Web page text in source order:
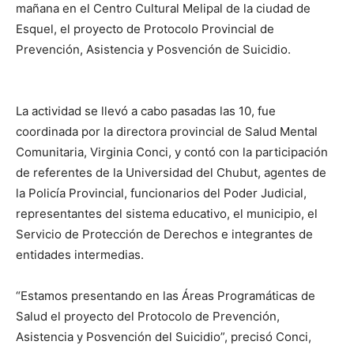
mañana en el Centro Cultural Melipal de la ciudad de
Esquel, el proyecto de Protocolo Provincial de
Prevención, Asistencia y Posvención de Suicidio.
La actividad se llevó a cabo pasadas las 10, fue
coordinada por la directora provincial de Salud Mental
Comunitaria, Virginia Conci, y contó con la participación
de referentes de la Universidad del Chubut, agentes de
la Policía Provincial, funcionarios del Poder Judicial,
representantes del sistema educativo, el municipio, el
Servicio de Protección de Derechos e integrantes de
entidades intermedias.
“Estamos presentando en las Áreas Programáticas de
Salud el proyecto del Protocolo de Prevención,
Asistencia y Posvención del Suicidio”, precisó Conci,